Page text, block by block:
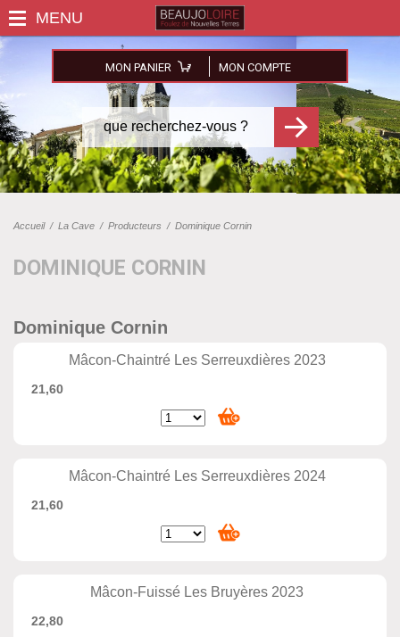
MON PANIER MON COMPTE
Accueil/ La Cave / Producteurs / Dominique Cornin
DOMINIQUE CORNIN
Dominique Cornin
Mâcon-Chaintré Les Serreuxdières 2023
21,60
Mâcon-Chaintré Les Serreuxdières 2024
21,60
Mâcon-Fuissé Les Bruyères 2023
22,80